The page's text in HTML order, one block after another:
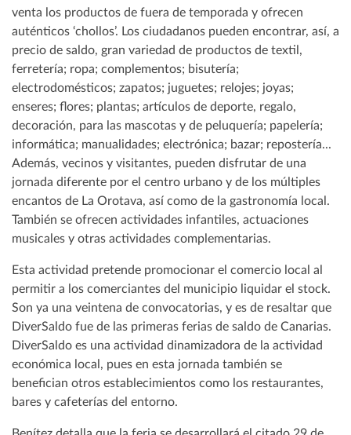
venta los productos de fuera de temporada y ofrecen
auténticos ‘chollos’. Los ciudadanos pueden encontrar, así, a
precio de saldo, gran variedad de productos de textil,
ferretería; ropa; complementos; bisutería;
electrodomésticos; zapatos; juguetes; relojes; joyas;
enseres; flores; plantas; artículos de deporte, regalo,
decoración, para las mascotas y de peluquería; papelería;
informática; manualidades; electrónica; bazar; repostería...
Además, vecinos y visitantes, pueden disfrutar de una
jornada diferente por el centro urbano y de los múltiples
encantos de La Orotava, así como de la gastronomía local.
También se ofrecen actividades infantiles, actuaciones
musicales y otras actividades complementarias.
Esta actividad pretende promocionar el comercio local al
permitir a los comerciantes del municipio liquidar el stock.
Son ya una veintena de convocatorias, y es de resaltar que
DiverSaldo fue de las primeras ferias de saldo de Canarias.
DiverSaldo es una actividad dinamizadora de la actividad
económica local, pues en esta jornada también se
benefician otros establecimientos como los restaurantes,
bares y cafeterías del entorno.